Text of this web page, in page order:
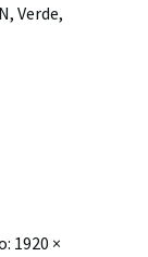
Verde,
1920 ×